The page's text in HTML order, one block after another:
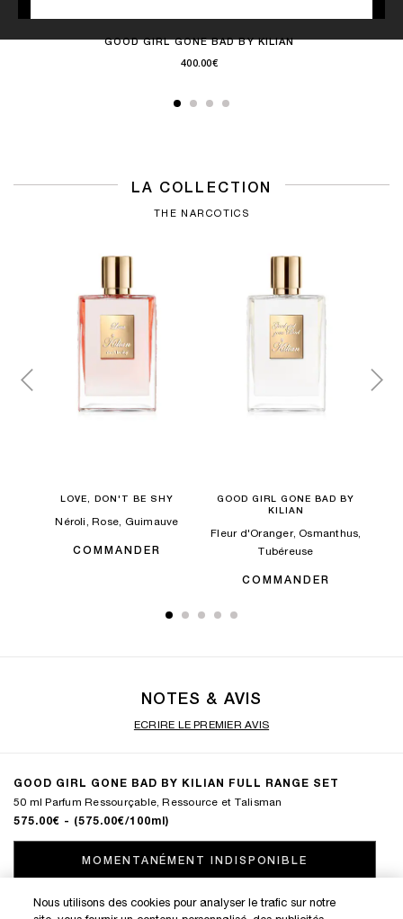
GOOD GIRL GONE BAD BY KILIAN
400.00€
LA COLLECTION
THE NARCOTICS
LOVE, DON'T BE SHY
Néroli, Rose, Guimauve
COMMANDER
GOOD GIRL GONE BAD BY
KILIAN
Fleur d'Oranger, Osmanthus,
Tubéreuse
COMMANDER
NOTES & AVIS
ECRIRE LE PREMIER AVIS
GOOD GIRL GONE BAD BY KILIAN FULL RANGE SET
50 ml Parfum Ressourçable, Ressource et Talisman
575.00€ - (575.00€/100ml)
MOMENTANÉMENT INDISPONIBLE
Nous utilisons des cookies pour analyser le trafic sur notre